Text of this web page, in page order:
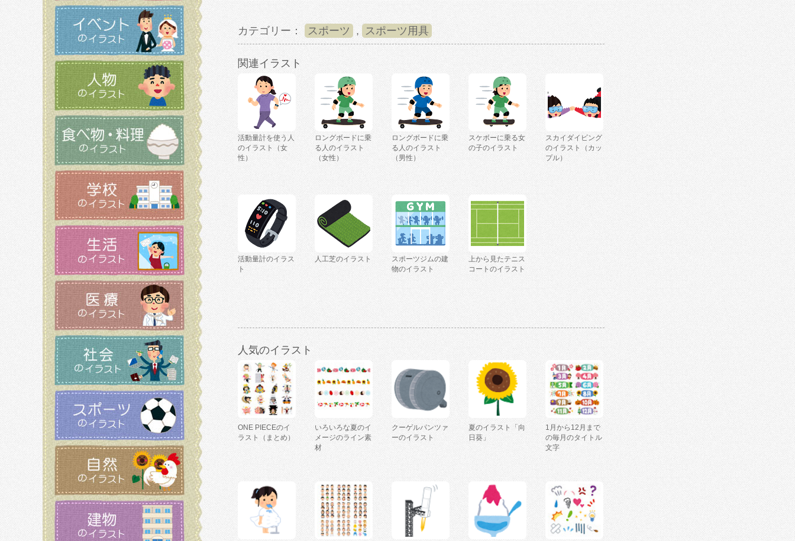
カテゴリー： スポーツ , スポーツ用具
関連イラスト
活動量計を使う人
のイラスト（女
性）
ロングボードに乗
る人のイラスト
（女性）
ロングボードに乗
る人のイラスト
（男性）
スケボーに乗る女
の子のイラスト
スカイダイビング
のイラスト（カッ
プル）
活動量計のイラス
ト
人工芝のイラスト
スポーツジムの建
物のイラスト
上から見たテニス
コートのイラスト
人気のイラスト
ONE PIECEのイ
ラスト（まとめ）
いろいろな夏のイ
メージのライン素
材
クーゲルパンツァ
ーのイラスト
夏のイラスト「向
日葵」
1月から12月まで
の毎月のタイトル
文字